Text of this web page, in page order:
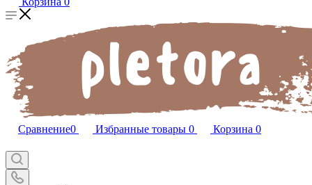
Сравнение0 Избранные товары 0 Корзина 0